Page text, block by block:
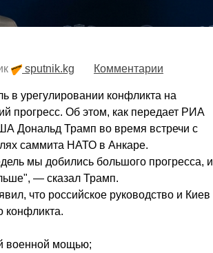
sputnik.kg Комментарии
в урегулировании конфликта на
прогресс. Об этом, как передает РИА
Дональд Трамп во время встречи с
саммита НАТО в Анкаре.
мы добились большого прогресса, и
— сказал Трамп.
что российское руководство и Киев
конфликта.
военной мощью;